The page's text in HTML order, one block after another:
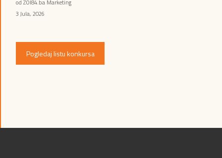
od ZOI84.ba Marketing
3 Jula, 2026
Pogledaj listu konkursa